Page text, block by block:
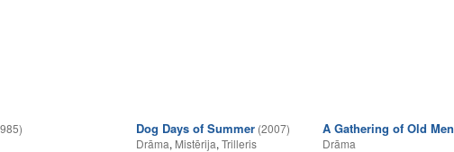
Dog Days of Summer (2007)
Drāma, Mistērija, Trilleris
A Gathering of Old Men
Drāma